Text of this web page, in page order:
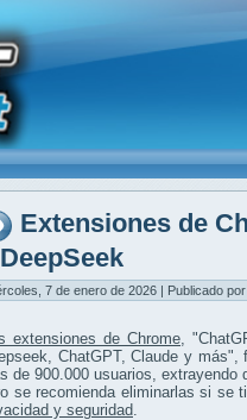
Extensiones de
7 de enero de 2026 | Publicado
extensiones de Chrome ,
ChatGPT, Claude y más",
de 900.000 usuarios,
se recomienda eliminarlas si se
y seguridad